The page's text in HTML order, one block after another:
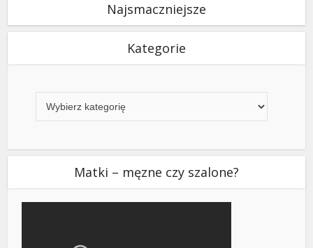
Najsmaczniejsze
Kategorie
Matki – męzne czy szalone?